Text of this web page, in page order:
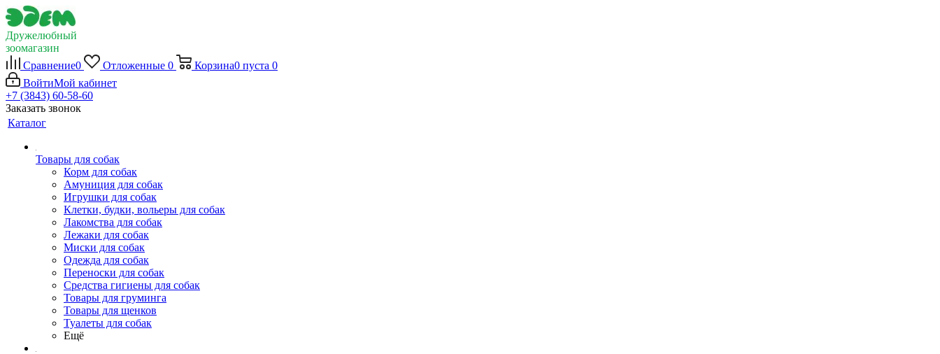
Дружелюбный
зоомагазин
Сравнение0 Отложенные 0 Корзина0 пуста 0
ВойтиМой кабинет
+7 (3843) 60-58-60
Заказать звонок
Каталог
Товары для собак
Корм для собак
Амуниция для собак
Игрушки для собак
Клетки, будки, вольеры для собак
Лакомства для собак
Лежаки для собак
Миски для собак
Одежда для собак
Переноски для собак
Средства гигиены для собак
Товары для груминга
Товары для щенков
Туалеты для собак
Ещё